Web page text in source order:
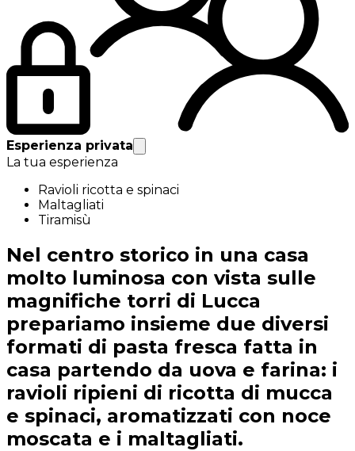
Esperienza privata
La tua esperienza
Ravioli ricotta e spinaci
Maltagliati
Tiramisù
Nel centro storico in una casa
molto luminosa con vista sulle
magnifiche torri di Lucca
prepariamo insieme due diversi
formati di pasta fresca fatta in
casa partendo da uova e farina: i
ravioli ripieni di ricotta di mucca
e spinaci, aromatizzati con noce
moscata e i maltagliati.